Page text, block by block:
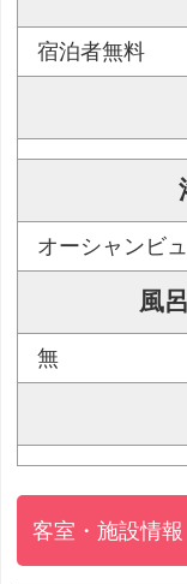
宿泊者無料
オーシャンビ
風
無
客室・施設情報